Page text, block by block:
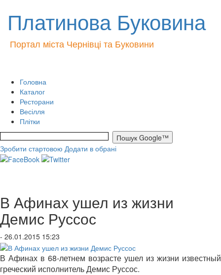
Платинова Буковина
Портал міста Чернівці та Буковини
Головна
Каталог
Ресторани
Весілля
Плітки
Зробити стартовою Додати в обрані
В Афинах ушел из жизни
Демис Руссос
- 26.01.2015 15:23
В Афинах в 68-летнем возрасте ушел из жизни известный
греческий исполнитель Демис Руссос.